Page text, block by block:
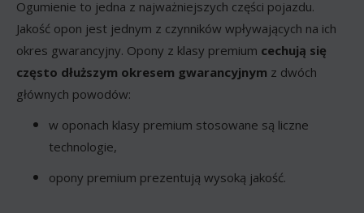
Ogumienie to jedna z najważniejszych części pojazdu.
Jakość opon jest jednym z czynników wpływających na ich
okres gwarancyjny. Opony z klasy premium cechują się
często dłuższym okresem gwarancyjnym z dwóch
głównych powodów:
w oponach klasy premium stosowane są liczne
technologie,
opony premium prezentują wysoką jakość.